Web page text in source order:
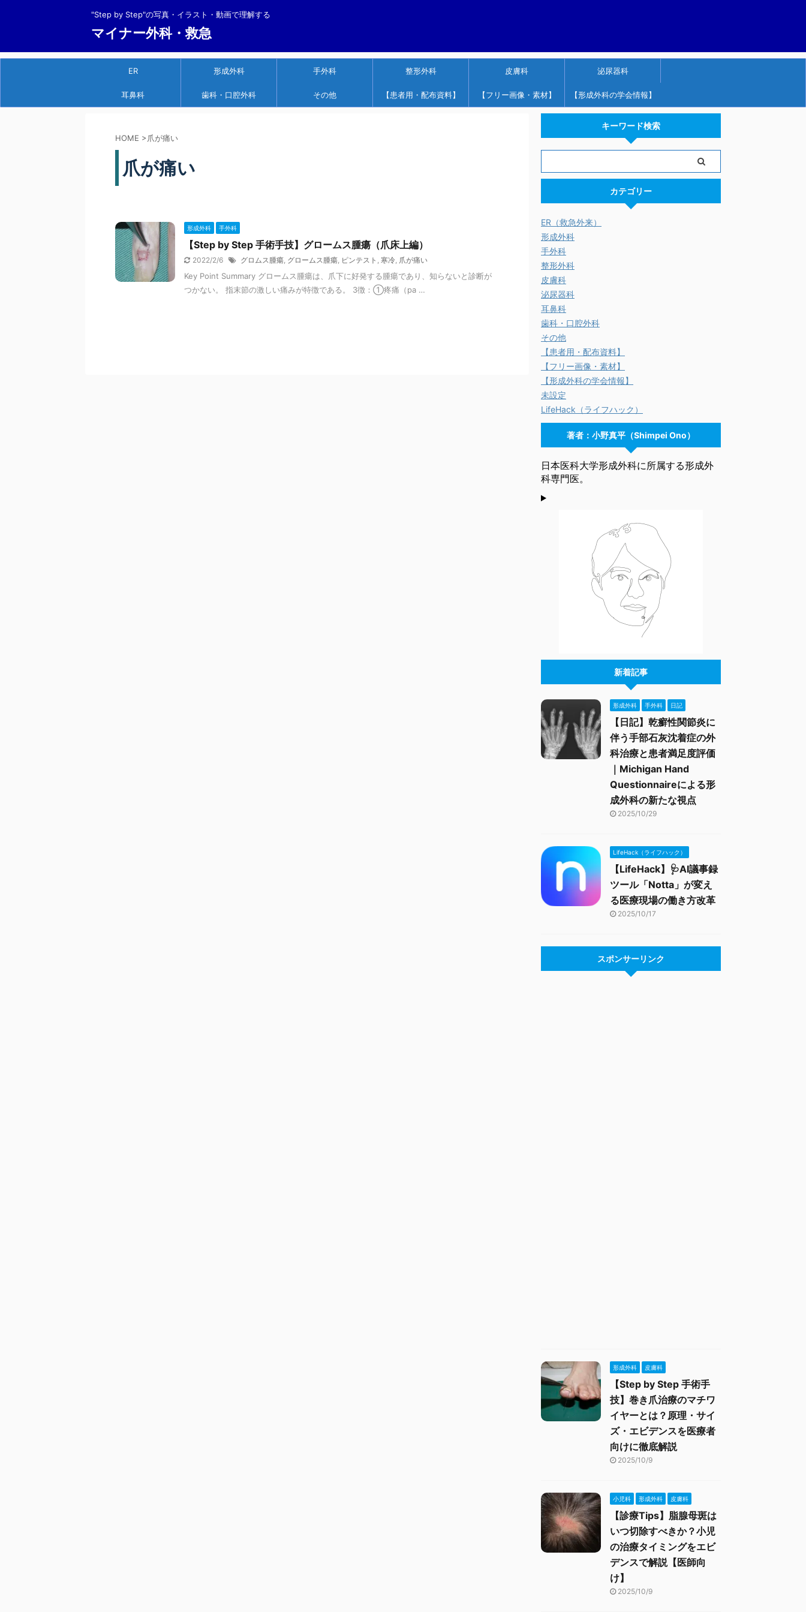
"Step by Step"の写真・イラスト・動画で理解する
マイナー外科・救急
ER 形成外科 手外科 整形外科 皮膚科 泌尿器科
耳鼻科 歯科・口腔外科 その他 【患者用・配布資料】 【フリー画像・素材】 【形成外科の学会情報】
HOME >爪が痛い
爪が痛い
形成外科 手外科
【Step by Step 手術手技】グロームス腫瘍（爪床上編）
2022/2/6 グロムス腫瘍, グロームス腫瘍, ピンテスト , 寒冷, 爪が痛い
Key Point Summary グロームス腫瘍は、爪下に好発する腫瘍であり、知らないと診断が
つかない。 指末節の激しい痛みが特徴である。 3徴：①疼痛（pa …
キーワード検索
カテゴリー
ER（救急外来）
形成外科
手外科
整形外科
皮膚科
泌尿器科
耳鼻科
歯科・口腔外科
その他
【患者用・配布資料】
【フリー画像・素材】
【形成外科の学会情報】
未設定
LifeHack（ライフハック）
著者：小野真平（Shimpei Ono）
日本医科大学形成外科に所属する形成外
科専門医。
新着記事
形成外科 手外科 日記
【日記】乾癬性関節炎に
伴う手部石灰沈着症の外
科治療と患者満足度評価
｜Michigan Hand
Questionnaireによる形
成外科の新たな視点
2025/10/29
LifeHack（ライフハック）
【LifeHack】🩺AI議事録
ツール「Notta」が変え
る医療現場の働き方改革
2025/10/17
スポンサーリンク
形成外科 皮膚科
【Step by Step 手術手
技】巻き爪治療のマチワ
イヤーとは？原理・サイ
ズ・エビデンスを医療者
向けに徹底解説
2025/10/9
小児科 形成外科 皮膚科
【診療Tips】脂腺母斑は
いつ切除すべきか？小児
の治療タイミングをエビ
デンスで解説【医師向
け】
2025/10/9